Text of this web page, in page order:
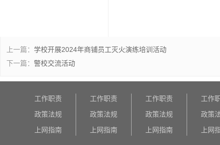
上一篇： 学校开展2024年商铺员工灭火演练培训活动
下一篇： 警校交流活动
工作职责
政策法规
上网指南
工作职责
政策法规
上网指南
工作职责
政策法规
上网指南
工作
政策
上网